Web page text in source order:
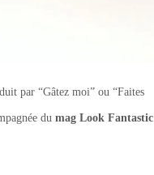
par “Gâtez moi” ou “Faites
du mag Look Fantastic